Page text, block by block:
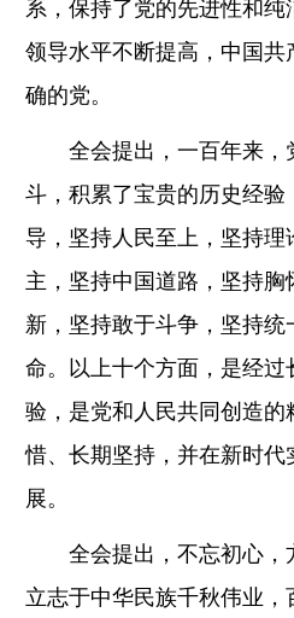
系，保持了党的先进性和纯
领导水平不断提高，中国共
确的党。
全会提出，一百年来，
斗，积累了宝贵的历史经验
导，坚持人民至上，坚持理
主，坚持中国道路，坚持胸
新，坚持敢于斗争，坚持
命。以上十个方面，是经
验，是党和人民共同创造
惜、长期坚持，并在新时代
展。
全会提出，不忘初心，
立志于中华民族千秋伟业